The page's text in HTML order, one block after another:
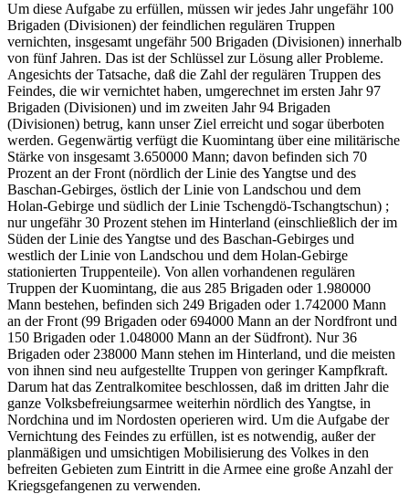
Um diese Aufgabe zu erfüllen, müssen wir jedes Jahr ungefähr 100
Brigaden (Divisionen) der feindlichen regulären Truppen
vernichten, insgesamt ungefähr 500 Brigaden (Divisionen) innerhalb
von fünf Jahren. Das ist der Schlüssel zur Lösung aller Probleme.
Angesichts der Tatsache, daß die Zahl der regulären Truppen des
Feindes, die wir vernichtet haben, umgerechnet im ersten Jahr 97
Brigaden (Divisionen) und im zweiten Jahr 94 Brigaden
(Divisionen) betrug, kann unser Ziel erreicht und sogar überboten
werden. Gegenwärtig verfügt die Kuomintang über eine militärische
Stärke von insgesamt 3.650000 Mann; davon befinden sich 70
Prozent an der Front (nördlich der Linie des Yangtse und des
Baschan-Gebirges, östlich der Linie von Landschou und dem
Holan-Gebirge und südlich der Linie Tschengdö-Tschangtschun) ;
nur ungefähr 30 Prozent stehen im Hinterland (einschließlich der im
Süden der Linie des Yangtse und des Baschan-Gebirges und
westlich der Linie von Landschou und dem Holan-Gebirge
stationierten Truppenteile). Von allen vorhandenen regulären
Truppen der Kuomintang, die aus 285 Brigaden oder 1.980000
Mann bestehen, befinden sich 249 Brigaden oder 1.742000 Mann
an der Front (99 Brigaden oder 694000 Mann an der Nordfront und
150 Brigaden oder 1.048000 Mann an der Südfront). Nur 36
Brigaden oder 238000 Mann stehen im Hinterland, und die meisten
von ihnen sind neu aufgestellte Truppen von geringer Kampfkraft.
Darum hat das Zentralkomitee beschlossen, daß im dritten Jahr die
ganze Volksbefreiungsarmee weiterhin nördlich des Yangtse, in
Nordchina und im Nordosten operieren wird. Um die Aufgabe der
Vernichtung des Feindes zu erfüllen, ist es notwendig, außer der
planmäßigen und umsichtigen Mobilisierung des Volkes in den
befreiten Gebieten zum Eintritt in die Armee eine große Anzahl der
Kriegsgefangenen zu verwenden.